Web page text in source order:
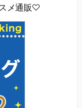
メ通販♡